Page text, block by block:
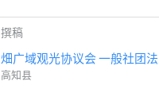
●大型游乐设施
●展望台
●狗跑
●厕所（设有哺乳室）
撰稿
畑广域观光协议会 一般社团
高知县